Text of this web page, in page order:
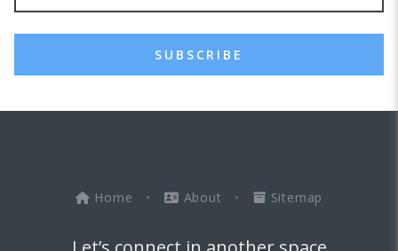
SUBSCRIBE
Home • About • Sitemap